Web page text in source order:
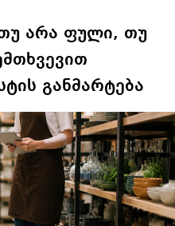
არა ფული, თუ
განმარტება